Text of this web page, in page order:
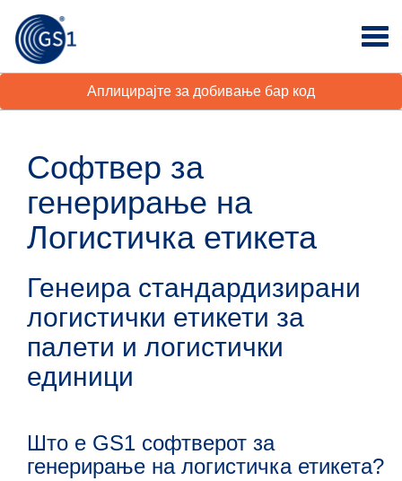
Аплицирајте за добивање бар код
Софтвер за
генерирање на
Логистичка етикета
Генеира стандардизирани
логистички етикети за
палети и логистички
единици
Што е GS1 софтверот за
генерирање на логистичка етикета?